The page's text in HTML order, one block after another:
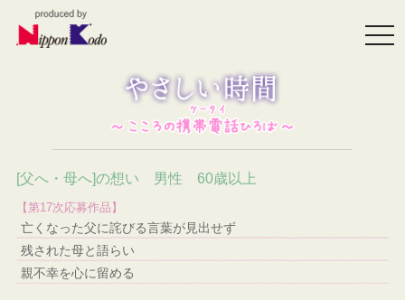
[父へ・母へ]の想い 男性 60歳以上
【第17次応募作品】
亡くなった父に詫びる言葉が見出せず
残された母と語らい
親不幸を心に留める